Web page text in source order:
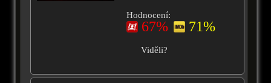
Hodnocení:
67% 71%
Viděli?